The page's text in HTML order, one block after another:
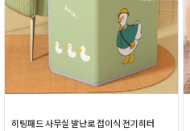
히팅패드 사무실 발난로 접이식 전기히터